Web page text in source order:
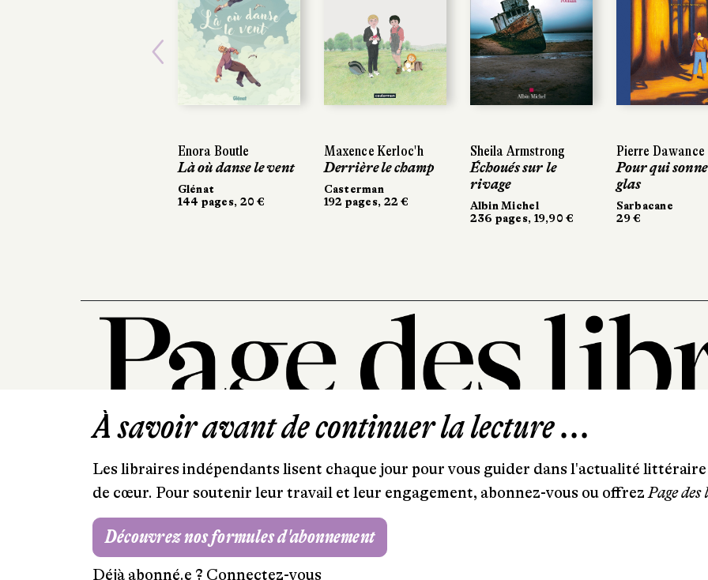
Enora Boutle
Là où danse le vent
Glénat
144 pages, 20 €
Maxence Kerloc'h
Derrière le champ
Casterman
192 pages, 22 €
Sheila Armstrong
Échoués sur le
rivage
Albin Michel
236 pages, 19,90 €
Pierre Dawance
Pour qui
glas
Sarbacane
29 €
Maxence Kerloc'h
Derrière le champ
Casterman
192 pages, 22 €
Sheila Armstrong
Échoués sur le
rivage
Albin Michel
236 pages, 19,90 €
Pierre Dawance
Pour qui
glas
Sarbacane
29 €
Previous
101, rue Saint-Lazare
T. 01 44 41 97 20
À savoir avant de continuer la lecture ...
Les libraires indépendants lisent chaque jour pour vous guider dans l'actualité
de cœur. Pour soutenir leur travail et leur engagement, abonnez-vous ou offrezPage
Découvrez nos formules d'abonnement
Déjà abonné.e ? Connectez-vous